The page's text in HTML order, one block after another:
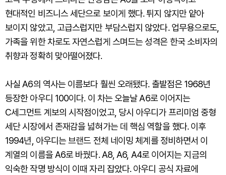
현대적인 비즈니스 세단으로 보이게 했다. 튀지 않지만 얕아
보이지 않았고, 고급스럽지만 부담스럽지 않았다. 업무용으로도,
가족을 위한 차로도 자연스럽게 스며드는 성격은 한국 소비자의
취향과 정확히 맞아떨어졌다.
사실 A6의 역사는 이름보다 훨씬 오래됐다. 출발점은 1968년
등장한 아우디 100이다. 이 차는 오늘날 A6로 이어지는
C세그먼트 계보의 시작점이었고, 당시 아우디가 프리미엄 중형
세단 시장에서 존재감을 넓혀가는 데 핵심 역할을 했다. 이후
1994년, 아우디는 브랜드 전체 네이밍 체계를 정비하면서 이
계열의 이름을 A6로 바꿨다. A8, A6, A4로 이어지는 지금의
익숙한 작명 방식이 이때 자리 잡았다. 아우디 공식 자료에